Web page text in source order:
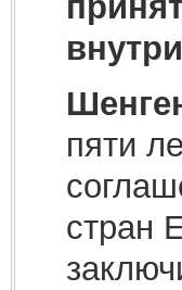
пяти
стран